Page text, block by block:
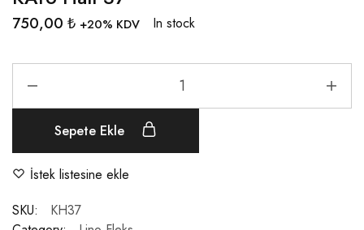
750,00 ₺ +20% KDV In stock
Sepete Ekle
İstek listesine ekle
SKU:
KH37